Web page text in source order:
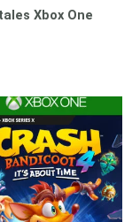
Xbox One